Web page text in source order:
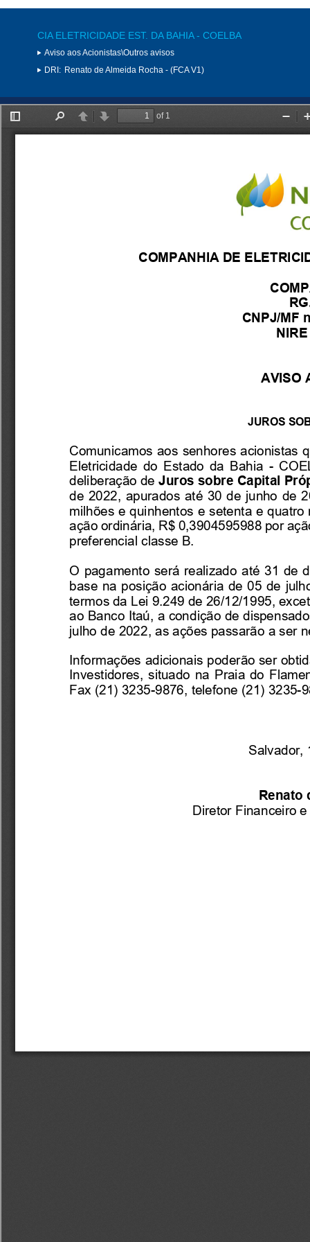
CIA ELETRICIDADE EST. DA BAHIA - COELBA
Aviso aos Acionistas\Outros avisos
DRI: Renato de Almeida Rocha - (FCA V1)